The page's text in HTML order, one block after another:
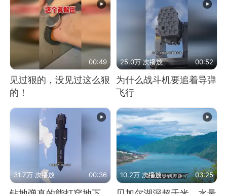
00:49
见过狠的，没见过这么狠
的！
25.0万 次播放 00:52
为什么战斗机要追着导弹
飞行
31.7万 次播放 00:36 10.2万 次播放 03:25